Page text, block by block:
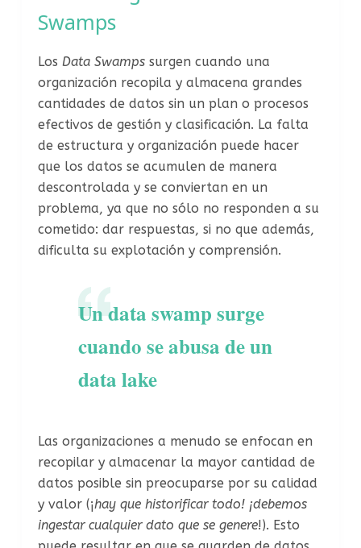
Swamps
Los Data Swampssurgen cuando una
organización recopila y almacena grandes
cantidades de datos sin un plan o procesos
efectivos de gestión y clasificación. La falta
de estructura y organización puede hacer
que los datos se acumulen de manera
descontrolada y se conviertan en un
problema, ya que no sólo no responden a su
cometido: dar respuestas, si no que además,
dificulta su explotación y comprensión.
Un data swamp surge
cuando se abusa de un
data lake
Las organizaciones a menudo se enfocan en
recopilar y almacenar la mayor cantidad de
datos posible sin preocuparse por su calidad
y valor (¡hay que historificar todo! ¡debemos
ingestar cualquier dato que se genere!). Esto